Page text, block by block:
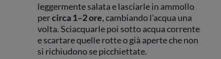
leggermente salata e lasciarle in ammollo
percirca 1–2 ore, cambiando l’acqua una
volta. Sciacquarle poi sotto acqua corrente
e scartare quelle rotte o già aperte che non
si richiudono se picchiettate.